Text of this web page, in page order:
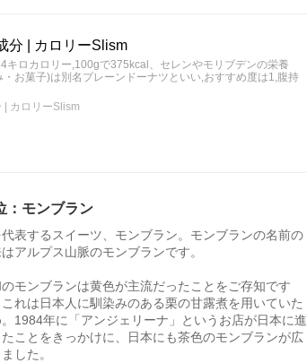
分 | カロリーSlism
キロカロリー,100gで375kcal、セレンやモリブデンの栄養
お菓子)は別名プレーンドーナツといい,おすすめ度は1,腹持
| カロリーSlism
：モンブラン
表するスイーツ、モンブラン。モンブランの名前の
アルプス山脈のモンブランです。
モンブランは黄色が主流だったことをご存知です
れは日本人に馴染みのある栗の甘露煮を用いていた
。1984年に「アンジェリーナ」というお店が日本に進
たことをきっかけに、日本にも茶色のモンブランが広
した。